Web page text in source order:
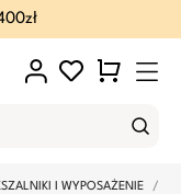
I WYPOSAŻENIE